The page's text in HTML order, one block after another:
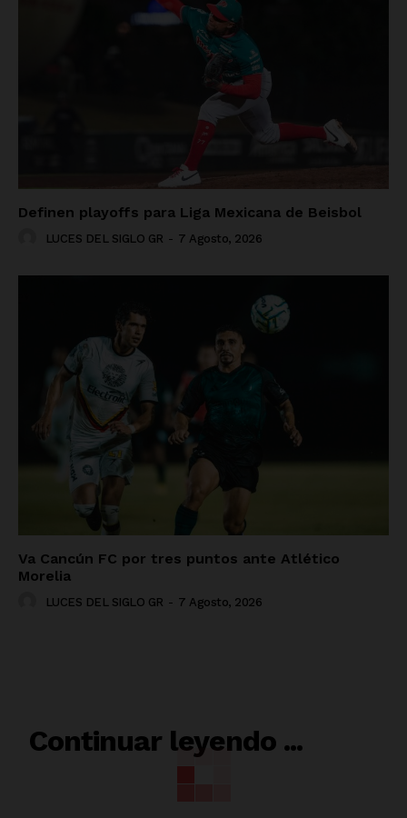
Definen playoffs para Liga Mexicana de Beisbol
LUCES DEL SIGLO GR - 7 Agosto, 2026
Va Cancún FC por tres puntos ante Atlético
Morelia
LUCES DEL SIGLO GR - 7 Agosto, 2026
Continuar leyendo ...
RELACIONADO